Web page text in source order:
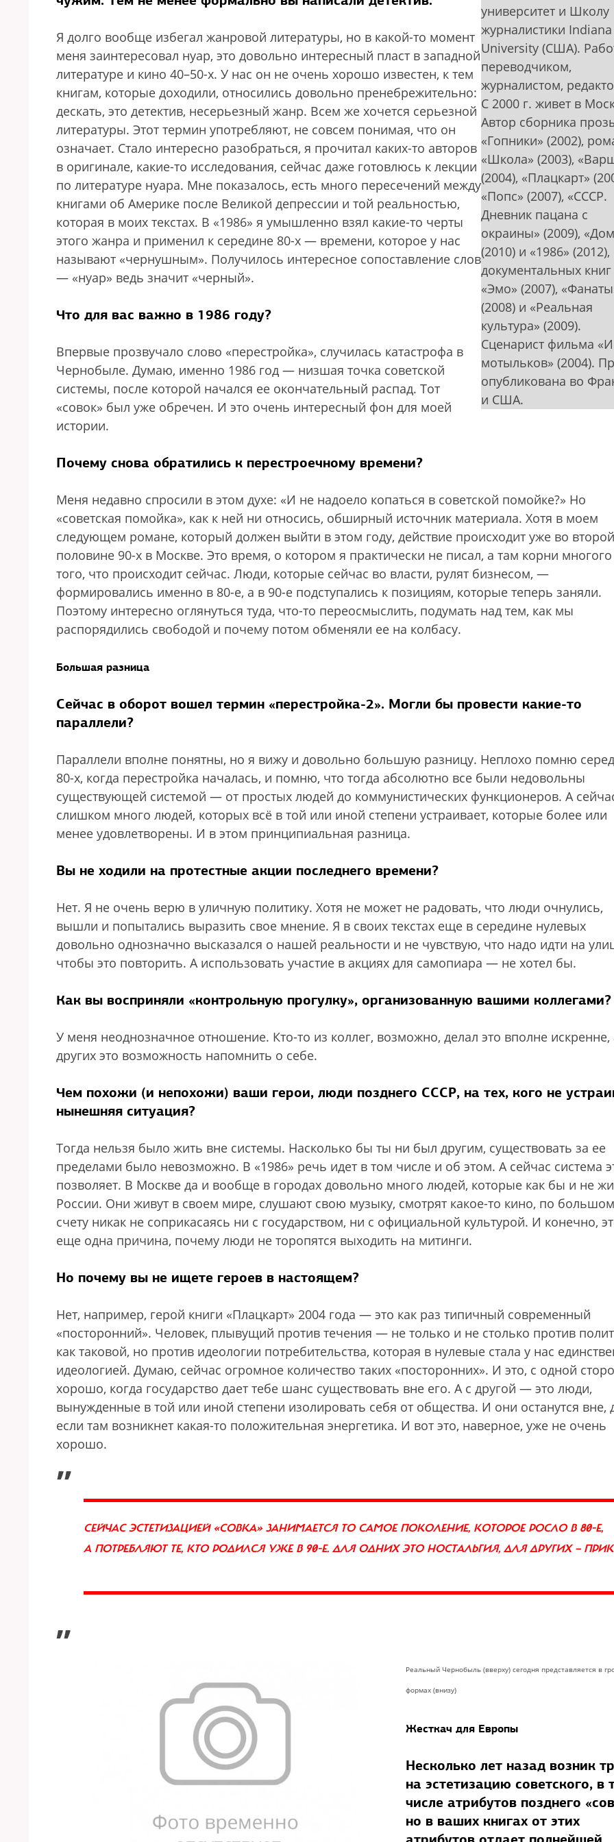
университет и Школу
журналистики Indiana
University (США).
переводчиком,
журналистом,
С 2000 г. живет в
Автор сборника
«Гопники» (2002),
«Школа» (2003),
(2004), «Плацкарт»
«Попс» (2007), «СССР.
Дневник пацана с
окраины» (2009),
(2010) и «1986» (2012),
документальных книг
«Эмо» (2007),
(2008) и «Реальная
культура» (2009).
Сценарист фильма
мотыльков» (2004).
опубликована во
и США.
Я долго вообще избегал жанровой литературы, но в какой-то момент
меня заинтересовал нуар, это довольно интересный пласт в западной
литературе и кино 40–50-х. У нас он не очень хорошо известен, к тем
книгам, которые доходили, относились довольно пренебрежительно:
дескать, это детектив, несерьезный жанр. Всем же хочется серьезной
литературы. Этот термин употребляют, не совсем понимая, что он
означает. Стало интересно разобраться, я прочитал каких-то авторов
в оригинале, какие-то исследования, сейчас даже готовлюсь к лекции
по литературе нуара. Мне показалось, есть много пересечений между
книгами об Америке после Великой депрессии и той реальностью,
которая в моих текстах. В «1986» я умышленно взял какие-то черты
этого жанра и применил к середине 80-х — времени, которое у нас
называют «чернушным». Получилось интересное сопоставление слов
— «нуар» ведь значит «черный».
Что для вас важно в 1986 году?
Впервые прозвучало слово «перестройка», случилась катастрофа в
Чернобыле. Думаю, именно 1986 год — низшая точка советской
системы, после которой начался ее окончательный распад. Тот
«совок» был уже обречен. И это очень интересный фон для моей
истории.
Почему снова обратились к перестроечному времени?
Меня недавно спросили в этом духе: «И не надоело копаться в советской помойке?» Но
«советская помойка», как к ней ни относись, обширный источник материала. Хотя в моем
следующем романе, который должен выйти в этом году, действие происходит уже во второй
половине 90-х в Москве. Это время, о котором я практически не писал, а там корни многого
того, что происходит сейчас. Люди, которые сейчас во власти, рулят бизнесом, —
формировались именно в 80-е, а в 90-е подступались к позициям, которые теперь заняли.
Поэтому интересно оглянуться туда, что-то переосмыслить, подумать над тем, как мы
распорядились свободой и почему потом обменяли ее на колбасу.
Большая разница
Сейчас в оборот вошел термин «перестройка-2». Могли бы провести какие-то
параллели?
Параллели вполне понятны, но я вижу и довольно большую разницу. Неплохо помню
80-х, когда перестройка началась, и помню, что тогда абсолютно все были недовольны
существующей системой — от простых людей до коммунистических функционеров. А
слишком много людей, которых всё в той или иной степени устраивает, которые более или
менее удовлетворены. И в этом принципиальная разница.
Вы не ходили на протестные акции последнего времени?
Нет. Я не очень верю в уличную политику. Хотя не может не радовать, что люди очнулись,
вышли и попытались выразить свое мнение. Я в своих текстах еще в середине нулевых
довольно однозначно высказался о нашей реальности и не чувствую, что надо идти на
чтобы это повторить. А использовать участие в акциях для самопиара — не хотел бы.
Как вы восприняли «контрольную прогулку», организованную вашими коллегами?
У меня неоднозначное отношение. Кто-то из коллег, возможно, делал это вполне искренне,
других это возможность напомнить о себе.
Чем похожи (и непохожи) ваши герои, люди позднего СССР, на тех, кого не
нынешняя ситуация?
Тогда нельзя было жить вне системы. Насколько бы ты ни был другим, существовать за ее
пределами было невозможно. В «1986» речь идет в том числе и об этом. А сейчас система
позволяет. В Москве да и вообще в городах довольно много людей, которые как бы и не
России. Они живут в своем мире, слушают свою музыку, смотрят какое-то кино, по
счету никак не соприкасаясь ни с государством, ни с официальной культурой. И конечно,
еще одна причина, почему люди не торопятся выходить на митинги.
Но почему вы не ищете героев в настоящем?
Нет, например, герой книги «Плацкарт» 2004 года — это как раз типичный современный
«посторонний». Человек, плывущий против течения — не только и не столько против
как таковой, но против идеологии потребительства, которая в нулевые стала у нас
идеологией. Думаю, сейчас огромное количество таких «посторонних». И это, с одной
хорошо, когда государство дает тебе шанс существовать вне его. А с другой — это люди,
вынужденные в той или иной степени изолировать себя от общества. И они останутся вне,
если там возникнет какая-то положительная энергетика. И вот это, наверное, уже не очень
хорошо.
„
СЕЙЧАС ЭСТЕТИЗАЦИЕЙ «СОВКА» ЗАНИМАЕТСЯ ТО САМОЕ ПОКОЛЕНИЕ, КОТОРОЕ РОСЛО В 80-Е,
А ПОТРЕБЛЯЮТ ТЕ, КТО РОДИЛСЯ УЖЕ В 90-Е. ДЛЯ ОДНИХ ЭТО НОСТАЛЬГИЯ, ДЛЯ ДРУГИХ —
”
Реальный Чернобыль (вверху) сегодня представляется в
формах (внизу)
Жесткач для Европы
Несколько лет назад возник
на эстетизацию советского, в
числе атрибутов позднего
но в ваших книгах от этих